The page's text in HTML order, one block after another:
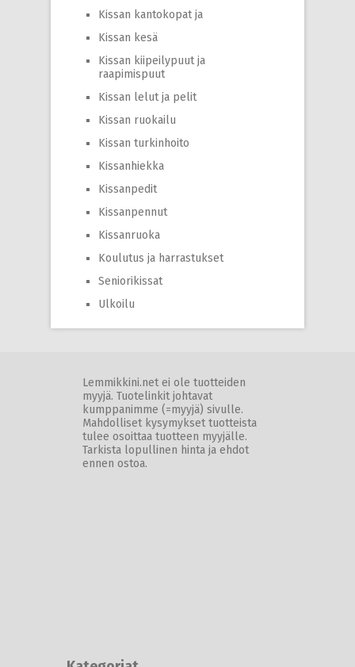
Kissan kantokopat ja
Kissan kesä
Kissan kiipeilypuut ja
raapimispuut
Kissan lelut ja pelit
Kissan ruokailu
Kissan turkinhoito
Kissanhiekka
Kissanpedit
Kissanpennut
Kissanruoka
Koulutus ja harrastukset
Seniorikissat
Ulkoilu
Lemmikkini.net ei ole tuotteiden
myyjä. Tuotelinkit johtavat
kumppanimme (=myyjä) sivulle.
Mahdolliset kysymykset tuotteista
tulee osoittaa tuotteen myyjälle.
Tarkista lopullinen hinta ja ehdot
ennen ostoa.